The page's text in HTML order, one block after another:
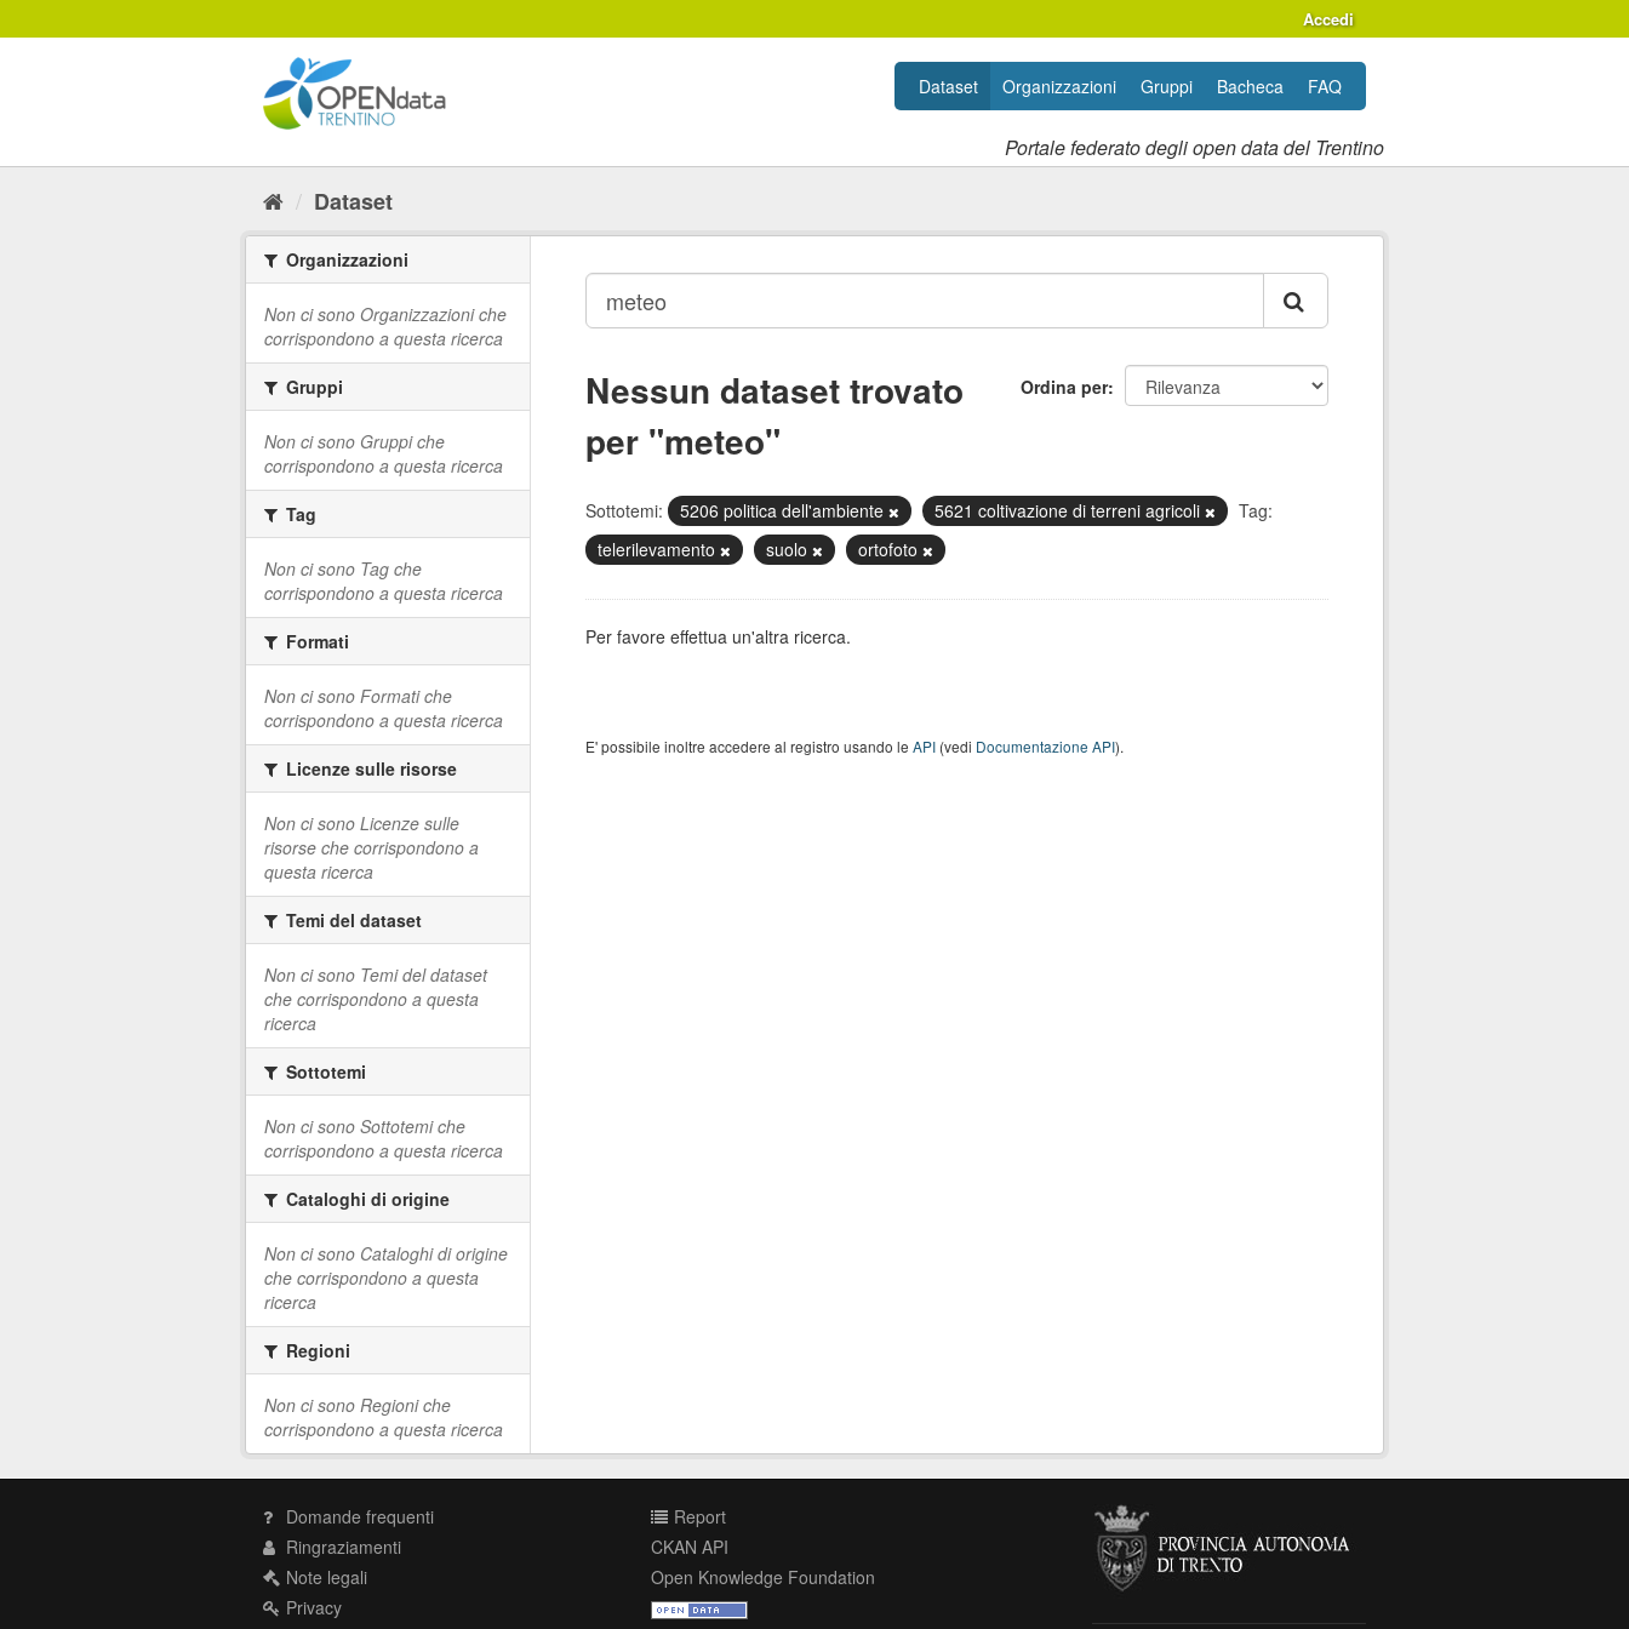
al
Accedi
Portale federato degli open data del Trentino
Dataset Organizzazioni Gruppi Bacheca FAQ
Dataset
Organizzazioni
Non ci sono Organizzazioni che
corrispondono a questa ricerca
Gruppi
Non ci sono Gruppi che
corrispondono a questa ricerca
Tag
Non ci sono Tag che
corrispondono a questa ricerca
Formati
Non ci sono Formati che
corrispondono a questa ricerca
Licenze sulle risorse
Non ci sono Licenze sulle
risorse che corrispondono a
questa ricerca
Temi del dataset
Non ci sono Temi del dataset
che corrispondono a questa
ricerca
Sottotemi
Non ci sono Sottotemi che
corrispondono a questa ricerca
Cataloghi di origine
Non ci sono Cataloghi di origine
che corrispondono a questa
ricerca
Regioni
Non ci sono Regioni che
corrispondono a questa ricerca
Ordina per
Nessun dataset trovato
per "meteo"
Sottotemi: 5206 politica dell'ambiente 5621 coltivazione di terreni agricoli
Tag:
telerilevamento
suolo ortofoto
Per favore effettua un'altra ricerca.
E' possibile inoltre accedere al registro usando le API(vedi Documentazione API).
Domande frequenti
Ringraziamenti
Note legali
Privacy
Report
CKAN API
Open Knowledge Foundation